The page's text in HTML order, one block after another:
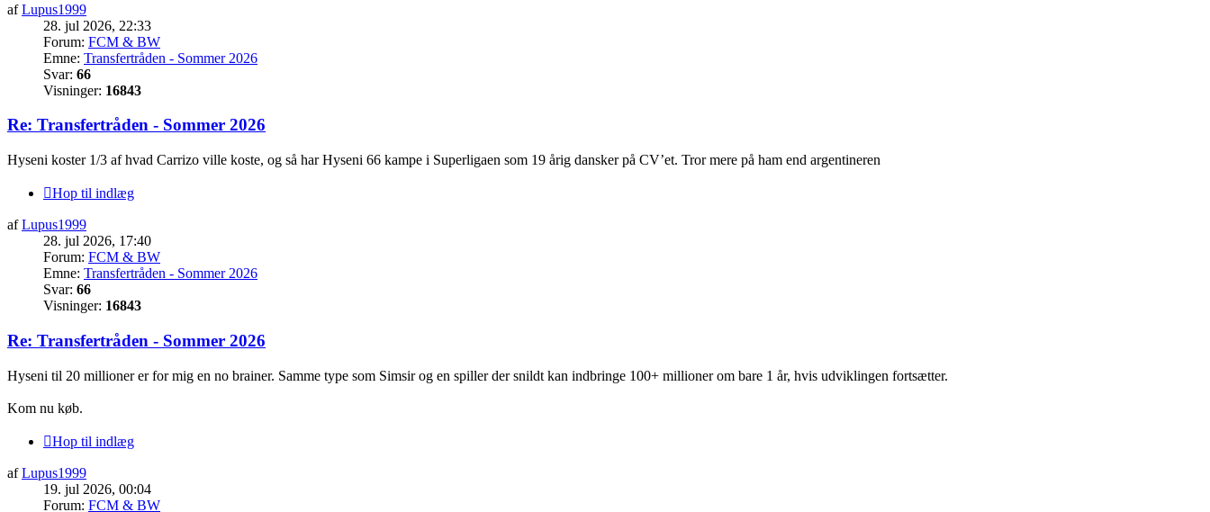
afLupus1999
28. jul 2026, 22:33
Forum: FCM & BW
Emne: Transfertråden - Sommer 2026
Svar: 66
Visninger: 16843
Re: Transfertråden - Sommer 2026
Hyseni koster 1/3 af hvad Carrizo ville koste, og så har Hyseni 66 kampe i Superligaen som 19 årig dansker på CV’et. Tror mere på ham end argentineren
Hop til indlæg
afLupus1999
28. jul 2026, 17:40
Forum: FCM & BW
Emne: Transfertråden - Sommer 2026
Svar: 66
Visninger: 16843
Re: Transfertråden - Sommer 2026
Hyseni til 20 millioner er for mig en no brainer. Samme type som Simsir og en spiller der snildt kan indbringe 100+ millioner om bare 1 år, hvis udviklingen fortsætter.
Kom nu køb.
Hop til indlæg
afLupus1999
19. jul 2026, 00:04
Forum: FCM & BW